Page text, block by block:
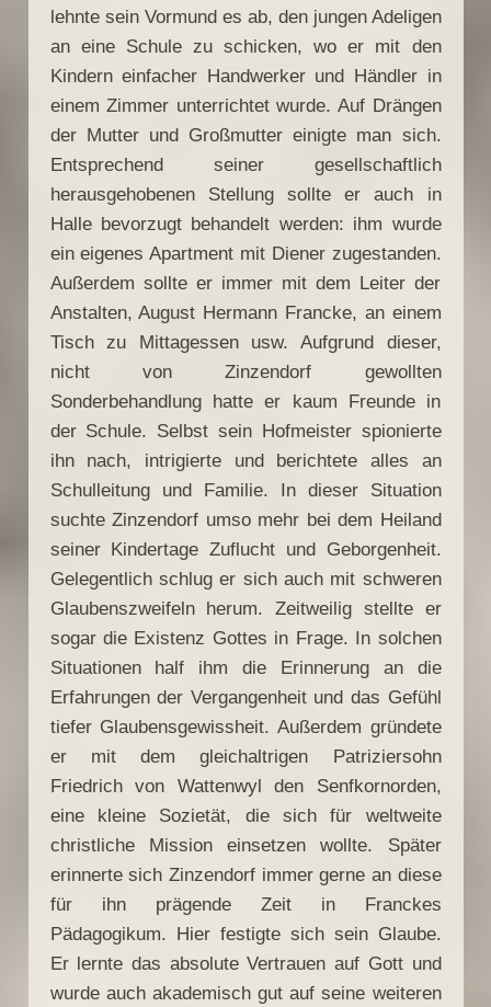
lehnte sein Vormund es ab, den jungen Adeligen
an eine Schule zu schicken, wo er mit den
Kindern einfacher Handwerker und Händler in
einem Zimmer unterrichtet wurde. Auf Drängen
der Mutter und Großmutter einigte man sich.
Entsprechend seiner gesellschaftlich
herausgehobenen Stellung sollte er auch in
Halle bevorzugt behandelt werden: ihm wurde
ein eigenes Apartment mit Diener zugestanden.
Außerdem sollte er immer mit dem Leiter der
Anstalten, August Hermann Francke, an einem
Tisch zu Mittagessen usw. Aufgrund dieser,
nicht von Zinzendorf gewollten
Sonderbehandlung hatte er kaum Freunde in
der Schule. Selbst sein Hofmeister spionierte
ihn nach, intrigierte und berichtete alles an
Schulleitung und Familie. In dieser Situation
suchte Zinzendorf umso mehr bei dem Heiland
seiner Kindertage Zuflucht und Geborgenheit.
Gelegentlich schlug er sich auch mit schweren
Glaubenszweifeln herum. Zeitweilig stellte er
sogar die Existenz Gottes in Frage. In solchen
Situationen half ihm die Erinnerung an die
Erfahrungen der Vergangenheit und das Gefühl
tiefer Glaubensgewissheit. Außerdem gründete
er mit dem gleichaltrigen Patriziersohn
Friedrich von Wattenwyl den Senfkornorden,
eine kleine Sozietät, die sich für weltweite
christliche Mission einsetzen wollte. Später
erinnerte sich Zinzendorf immer gerne an diese
für ihn prägende Zeit in Franckes
Pädagogikum. Hier festigte sich sein Glaube.
Er lernte das absolute Vertrauen auf Gott und
wurde auch akademisch gut auf seine weiteren